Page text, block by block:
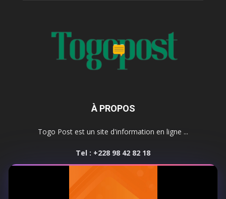
À PROPOS
Togo Post est un site d'information en ligne ...
Tel : +228 98 42 82 18